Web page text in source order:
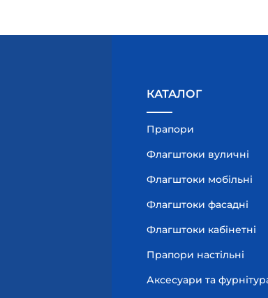
КАТАЛОГ
Прапори
Флагштоки вуличні
Флагштоки мобільні
Флагштоки фасадні
Флагштоки кабінетні
Прапори настільні
Аксесуари та